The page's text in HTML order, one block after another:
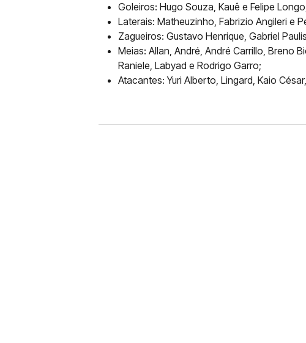
Goleiros: Hugo Souza, Kauê e Felipe
Laterais: Matheuzinho, Fabrizio Angileri e
Zagueiros: Gustavo Henrique, Gabriel
Meias: Allan, André, André Carrillo, Breno
Raniele, Labyad e Rodrigo Garro;
Atacantes: Yuri Alberto, Lingard, Kaio